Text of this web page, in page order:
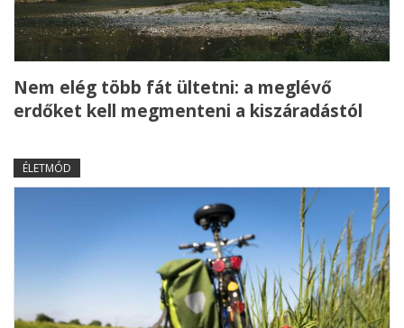
Nem elég több fát ültetni: a meglévő
erdőket kell megmenteni a kiszáradástól
ÉLETMÓD